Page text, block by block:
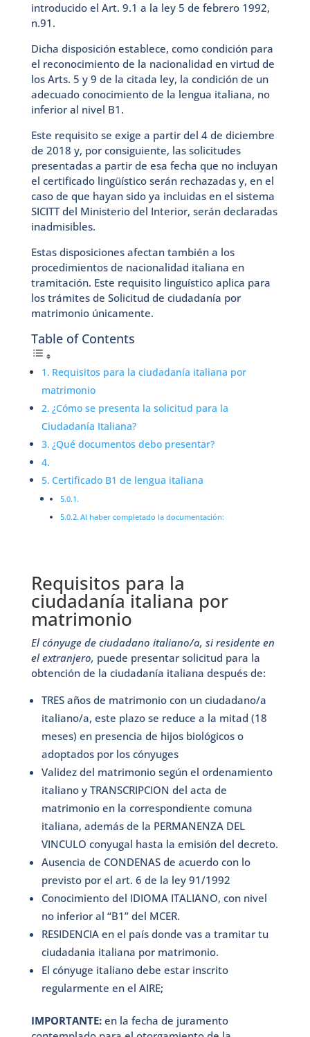
introducido el Art. 9.1 a la ley 5 de febrero 1992,
n.91.
Dicha disposición establece, como condición para
el reconocimiento de la nacionalidad en virtud de
los Arts. 5 y 9 de la citada ley, la condición de un
adecuado conocimiento de la lengua italiana, no
inferior al nivel B1.
Este requisito se exige a partir del 4 de diciembre
de 2018 y, por consiguiente, las solicitudes
presentadas a partir de esa fecha que no incluyan
el certificado lingüístico serán rechazadas y, en el
caso de que hayan sido ya incluidas en el sistema
SICITT del Ministerio del Interior, serán declaradas
inadmisibles.
Estas disposiciones afectan también a los
procedimientos de nacionalidad italiana en
tramitación. Este requisito linguístico aplica para
los trámites de Solicitud de ciudadanía por
matrimonio únicamente.
Table of Contents
Requisitos para la ciudadanía italiana por
matrimonio
¿Cómo se presenta la solicitud para la
Ciudadanía Italiana?
¿Qué documentos debo presentar?
Certificado B1 de lengua italiana
Al haber completado la documentación:
Requisitos para la
ciudadanía italiana por
matrimonio
El cónyuge de ciudadano italiano/a, si residente en
el extranjero, puede presentar solicitud para la
obtención de la ciudadanía italiana después de:
TRES años de matrimonio con un ciudadano/a
italiano/a, este plazo se reduce a la mitad (18
meses) en presencia de hijos biológicos o
adoptados por los cónyuges
Validez del matrimonio según el ordenamiento
italiano y TRANSCRIPCION del acta de
matrimonio en la correspondiente comuna
italiana, además de la PERMANENZA DEL
VINCULO conyugal hasta la emisión del decreto.
Ausencia de CONDENAS de acuerdo con lo
previsto por el art. 6 de la ley 91/1992
Conocimiento del IDIOMA ITALIANO, con nivel
no inferior al “B1” del MCER.
RESIDENCIA en el país donde vas a tramitar tu
ciudadania italiana por matrimonio.
El cónyuge italiano debe estar inscrito
regularmente en el AIRE;
IMPORTANTE: en la fecha de juramento